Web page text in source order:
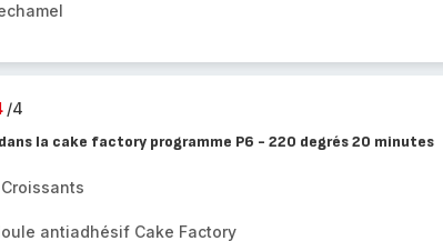
/4
la cake factory programme P6 - 220 degrés 20 minutes
antiadhésif Cake Factory